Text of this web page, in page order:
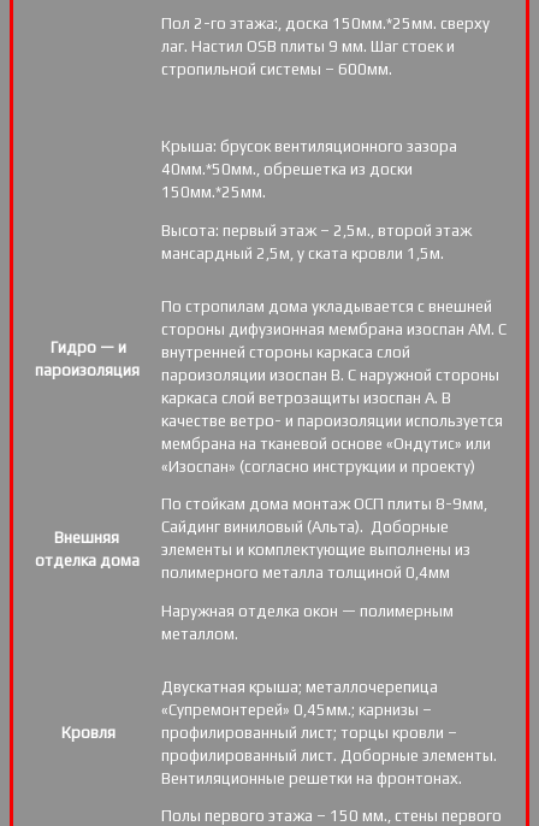
Пол 2-го этажа:, доска 150мм.*25мм. сверху
лаг. Настил OSB плиты 9 мм. Шаг стоек и
стропильной системы – 600мм.
Крыша: брусок вентиляционного зазора
40мм.*50мм., обрешетка из доски
150мм.*25мм.
Высота: первый этаж – 2,5м., второй этаж
мансардный 2,5м, у ската кровли 1,5м.
Гидро — и
пароизоляция
По стропилам дома укладывается с внешней
стороны дифузионная мембрана изоспан АМ. С
внутренней стороны каркаса слой
пароизоляции изоспан В. С наружной стороны
каркаса слой ветрозащиты изоспан А. В
качестве ветро- и пароизоляции используется
мембрана на тканевой основе «Ондутис» или
«Изоспан» (согласно инструкции и проекту)
Внешняя
отделка дома
По стойкам дома монтаж ОСП плиты 8-9мм,
Сайдинг виниловый (Альта). Доборные
элементы и комплектующие выполнены из
полимерного металла толщиной 0,4мм
Наружная отделка окон — полимерным
металлом.
Кровля
Двускатная крыша; металлочерепица
«Супремонтерей» 0,45мм.; карнизы –
профилированный лист; торцы кровли –
профилированный лист. Доборные элементы.
Вентиляционные решетки на фронтонах.
Полы первого этажа – 150 мм., стены первого